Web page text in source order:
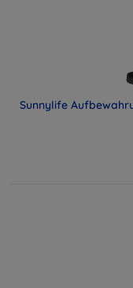
Sunnylife